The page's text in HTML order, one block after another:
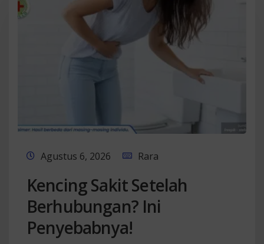
Agustus 6, 2026 Rara
Kencing Sakit Setelah
Berhubungan? Ini
Penyebabnya!